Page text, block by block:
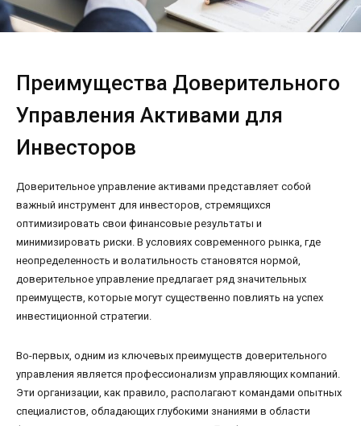
Преимущества Доверительного
Управления Активами для
Инвесторов
Доверительное управление активами представляет собой
важный инструмент для инвесторов, стремящихся
оптимизировать свои финансовые результаты и
минимизировать риски. В условиях современного рынка, где
неопределенность и волатильность становятся нормой,
доверительное управление предлагает ряд значительных
преимуществ, которые могут существенно повлиять на успех
инвестиционной стратегии.
Во-первых, одним из ключевых преимуществ доверительного
управления является профессионализм управляющих компаний.
Эти организации, как правило, располагают командами опытных
специалистов, обладающих глубокими знаниями в области